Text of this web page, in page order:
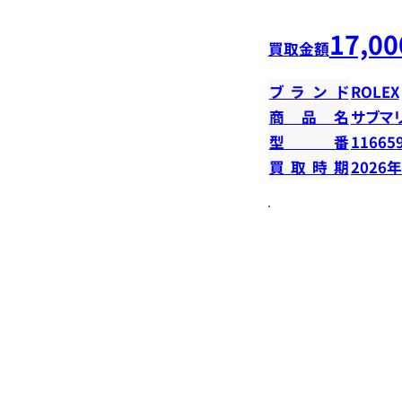
買取金額
ブランドROLEX
商品名 サブマ
型番
買取時期2026